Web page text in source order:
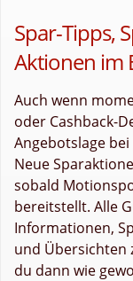
Spar-Tipps,
Aktionen im
Auch wenn
oder Cashback-
Angebotslage
Neue
sobald
bereitstellt. Alle
Informationen,
und Übersichten
du dann wie